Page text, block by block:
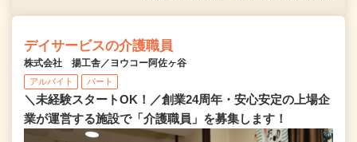
デイサービスの介護職員
株式会社 揚工舎／ヨウコー阿佐ヶ谷
アルバイト パート
＼未経験スタートOK！／創業24周年・安心安定の上場企
業が運営する施設で「介護職員」を募集します！